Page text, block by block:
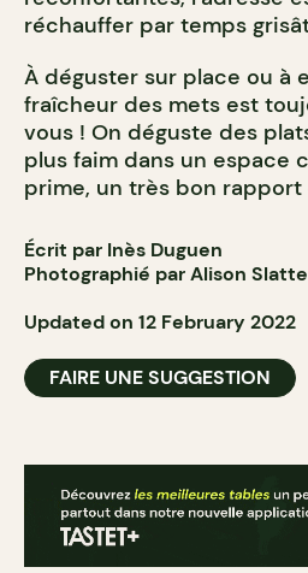
réchauffer par temps
À déguster sur place ou à
fraîcheur des mets est
vous ! On déguste des
plus faim dans un espace
prime, un très bon
Écrit par Inès Duguen
Photographié par Alison
Updated on 12 February 2022
FAIRE UNE SUGGESTION